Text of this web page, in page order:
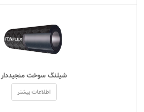
شیلنگ سوخت منجیددار
اطلاعات بیشتر